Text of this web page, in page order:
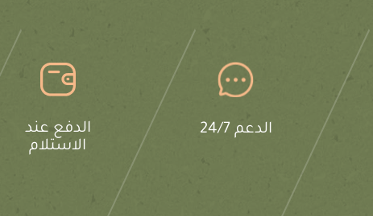
الدفع عند
الاستلام
الدعم 24/7